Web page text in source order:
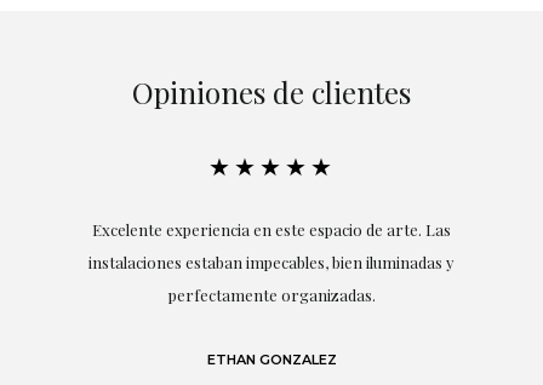
Opiniones de clientes
★★★★★
Excelente experiencia en este espacio de arte. Las
instalaciones estaban impecables, bien iluminadas y
perfectamente organizadas.
ETHAN GONZALEZ